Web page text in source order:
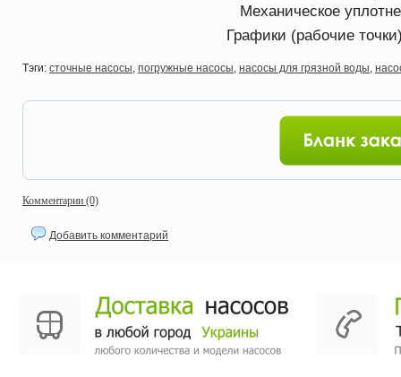
Механическое
Графики (рабочие
Тэги: сточные насосы, погружные насосы, насосы для грязной воды,
Комментарии (0)
Добавить комментарий